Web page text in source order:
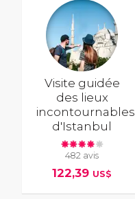
Visite guidée
des lieux
incontournables
d'Istanbul
482 avis
122,39 US$